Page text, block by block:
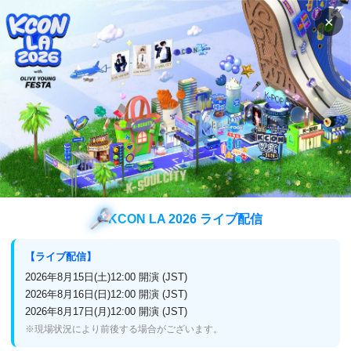
検索 視聴方法
バラエティ コメディビッグリーグ セレクト
コメディビッグリーグ セレクト
日本初
2026年6月セレクト放送！
×
KCON LA 2026 ライブ配信
【ライブ配信】
2026年8月15日(土)12:00 開演 (JST)
2026年8月16日(日)12:00 開演 (JST)
2026年8月17日(月)12:00 開演 (JST)
※現場状況により前後する場合がございます。